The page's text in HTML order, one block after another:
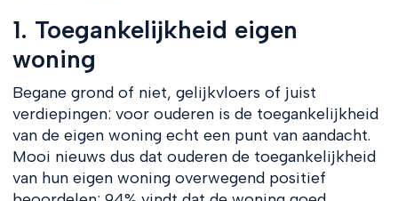
1. Toegankelijkheid eigen
woning
Begane grond of niet, gelijkvloers of juist
verdiepingen: voor ouderen is de toegankelijkheid
van de eigen woning echt een punt van aandacht.
Mooi nieuws dus dat ouderen de toegankelijkheid
van hun eigen woning overwegend positief